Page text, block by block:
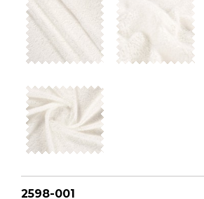
2598-001